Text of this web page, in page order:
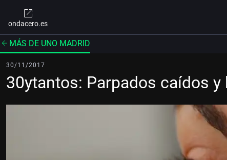
ondacero.es
MÁS DE UNO MADRID
30/11/2017
30ytantos: Parpados caídos